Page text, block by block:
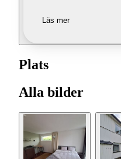
Läs mer
Plats
Alla bilder